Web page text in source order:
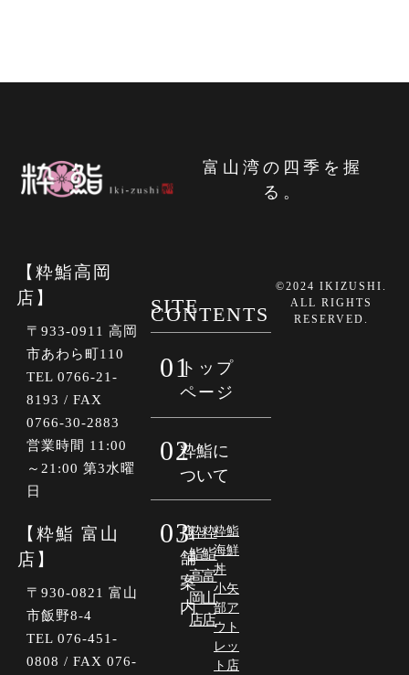
富山湾の四季を握
る。
【粋鮨高岡
店】
〒933-0911 高岡
市あわら町110
TEL 0766-21-
8193 / FAX
0766-30-2883
営業時間 11:00
～21:00 第3水曜
日
【粋鮨 富山
店】
〒930-0821 富山
市飯野8-4
TEL 076-451-
0808 / FAX 076-
SITE
CONTENTS
01トップ
ページ
02粋鮨に
ついて
03店
舗
案
内
粋
鮨
高
岡
店
粋
鮨
富
山
店
粋鮨
海鮮
丼
小矢
部ア
ウト
レッ
ト店
©2024 IKIZUSHI.
ALL RIGHTS
RESERVED.